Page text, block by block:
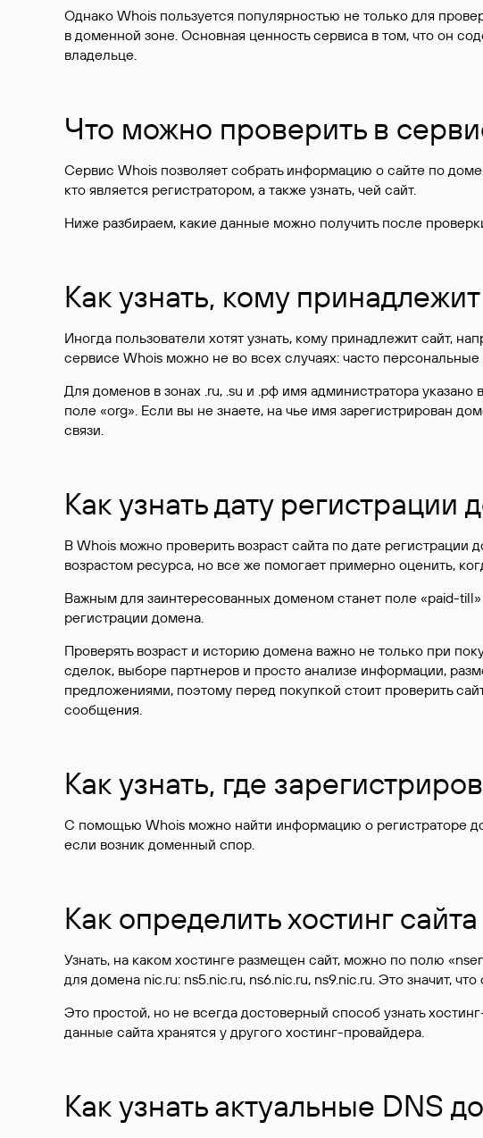
Однако Whois пользуется популярностью не только для
в доменной зоне. Основная ценность сервиса в том, что он
владельце.
Что можно проверить в
Сервис Whois позволяет собрать информацию о сайте по
кто является регистратором, а также узнать, чей сайт.
Ниже разбираем, какие данные можно получить после
Как узнать, кому
Иногда пользователи хотят узнать, кому принадлежит сайт,
сервисе Whois можно не во всех случаях: часто
Для доменов в зонах .ru, .su и .рф имя администратора
поле «org». Если вы не знаете, на чье имя зарегистрирован
связи.
Как узнать дату регистрации
В Whois можно проверить возраст сайта по дате регистрации
возрастом ресурса, но все же помогает примерно оценить,
Важным для заинтересованных доменом станет поле «paid-
регистрации домена.
Проверять возраст и историю домена важно не только при
сделок, выборе партнеров и просто анализе информации,
предложениями, поэтому перед покупкой стоит проверить
сообщения.
Как узнать, где
С помощью Whois можно найти информацию о регистраторе
если возник доменный спор.
Как определить хостинг
Узнать, на каком хостинге размещен сайт, можно по полю
для домена nic.ru: ns5.nic.ru, ns6.nic.ru, ns9.nic.ru. Это значит,
Это простой, но не всегда достоверный способ узнать
данные сайта хранятся у другого хостинг-провайдера.
Как узнать актуальные DNS